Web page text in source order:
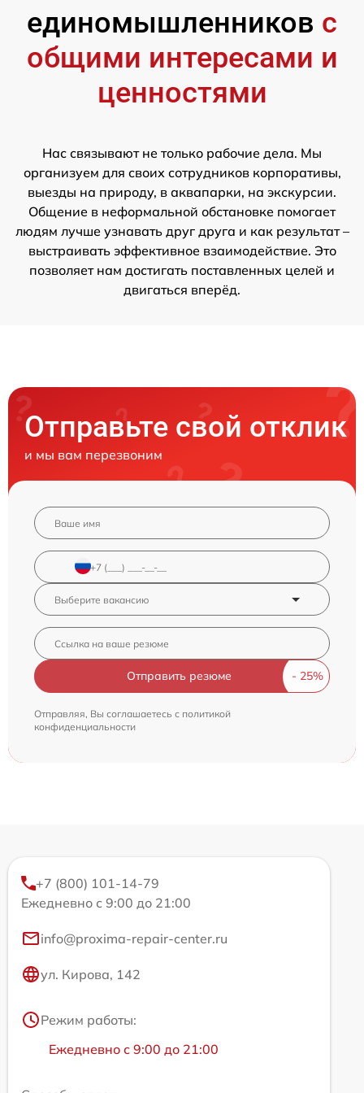
единомышленников с
общими интересами и
ценностями
Нас связывают не только рабочие дела. Мы
организуем для своих сотрудников корпоративы,
выезды на природу, в аквапарки, на экскурсии.
Общение в неформальной обстановке помогает
людям лучше узнавать друг друга и как результат –
выстраивать эффективное взаимодействие. Это
позволяет нам достигать поставленных целей и
двигаться вперёд.
Отправьте свой отклик
и мы вам перезвоним
Отправить резюме
Отправляя, Вы соглашаетесь с политикой
конфиденциальности
+7 (800) 101-14-79
Ежедневно с 9:00 до 21:00
info@proxima-repair-center.ru
ул. Кирова, 142
Режим работы:
Ежедневно с 9:00 до 21:00